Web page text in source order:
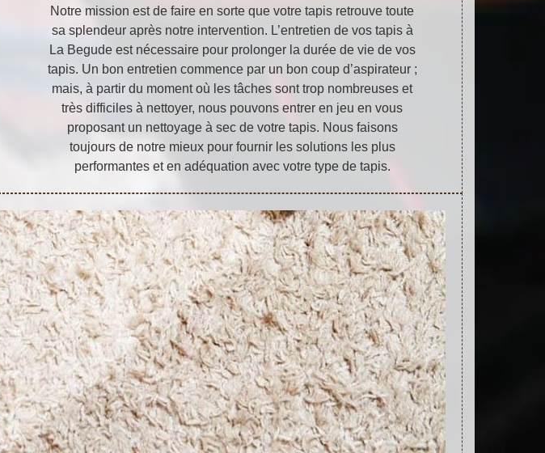
Notre mission est de faire en sorte que votre tapis retrouve toute
sa splendeur après notre intervention. L’entretien de vos tapis à
La Begude est nécessaire pour prolonger la durée de vie de vos
tapis. Un bon entretien commence par un bon coup d’aspirateur ;
mais, à partir du moment où les tâches sont trop nombreuses et
très difficiles à nettoyer, nous pouvons entrer en jeu en vous
proposant un nettoyage à sec de votre tapis. Nous faisons
toujours de notre mieux pour fournir les solutions les plus
performantes et en adéquation avec votre type de tapis.